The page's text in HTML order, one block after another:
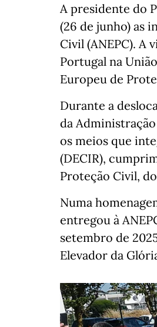
A presidente do
(26 de junho) as
Civil (ANEPC). A
Portugal na
Europeu de
Durante a
da
os meios que
(DECIR),
Proteção Civil,
Numa
entregou à
setembro de
Elevador da